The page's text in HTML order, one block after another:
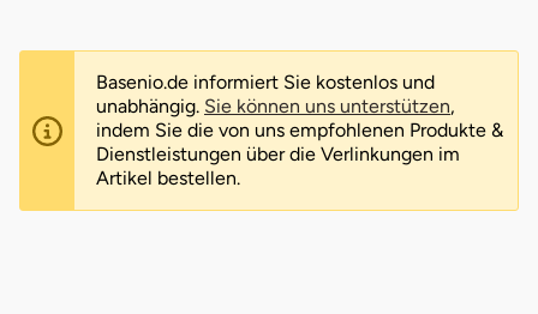
Basenio.de informiert Sie kostenlos und
unabhängig. Sie können uns unterstützen,
indem Sie die von uns empfohlenen Produkte &
Dienstleistungen über die Verlinkungen im
Artikel bestellen.